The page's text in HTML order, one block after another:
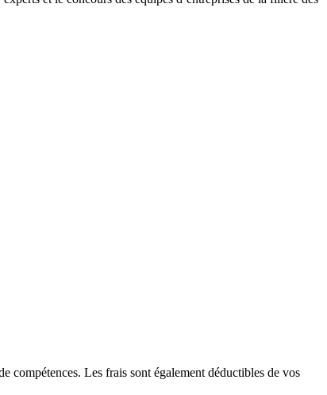
compétences. Les frais sont également déductibles de vos